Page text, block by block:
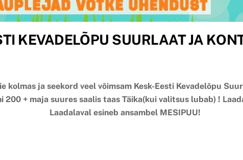
KEVADELÕPU SUURLAAT JA
kolmas ja seekord veel võimsam Kesk-Eesti Kevadelõpu
200 + maja suures saalis taas Täika(kui valitsus lubab) !
Laadalaval esineb ansambel MESIPUU!